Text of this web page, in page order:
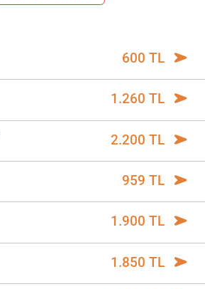
600 TL
1.260 TL
2.200 TL
959 TL
1.900 TL
1.850 TL